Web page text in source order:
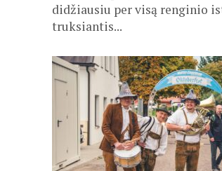
didžiausiu per visą renginio
truksiantis...